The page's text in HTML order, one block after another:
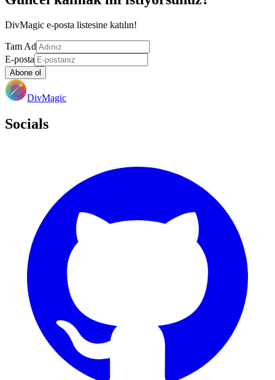
DivMagic e-posta listesine katılın!
Tam Ad
E-posta
Abone ol
DivMagic
Socials